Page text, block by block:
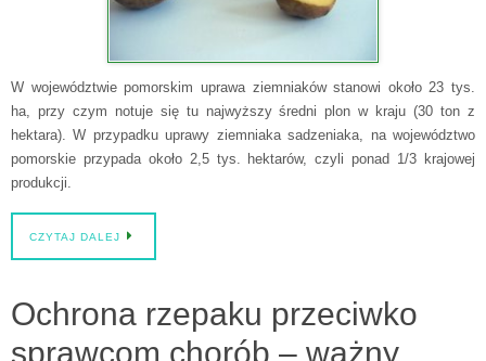
W województwie pomorskim uprawa ziemniaków stanowi około 23 tys.
ha, przy czym notuje się tu najwyższy średni plon w kraju (30 ton z
hektara). W przypadku uprawy ziemniaka sadzeniaka, na województwo
pomorskie przypada około 2,5 tys. hektarów, czyli ponad 1/3 krajowej
produkcji.
CZYTAJ DALEJ
Ochrona rzepaku przeciwko
sprawcom chorób – ważny